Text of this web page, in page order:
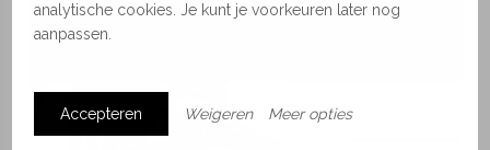
analytische cookies. Je kunt je voorkeuren later nog
aanpassen.
Accepteren Weigeren Meer opties